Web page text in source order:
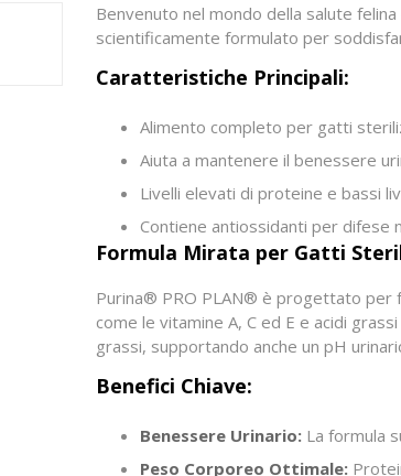
Benvenuto nel mondo della salute
scientificamente formulato per
Caratteristiche Principali:
Alimento completo per gatti
Aiuta a mantenere il benessere
Livelli elevati di proteine e bassi
Contiene antiossidanti per difese
Formula Mirata per Gatti
Purina® PRO PLAN® è progettato per
come le vitamine A, C ed E e acidi
grassi, supportando anche un pH
Benefici Chiave:
Benessere Urinario: La formula
Peso Corporeo Ottimale: